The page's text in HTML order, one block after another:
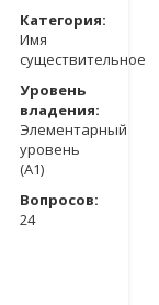
Категория:
Имя
существительное
Уровень
владения:
Элементарный
уровень
(A1)
Вопросов:
24